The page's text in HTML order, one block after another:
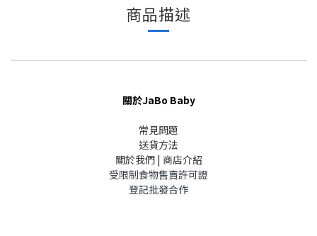
商品描述
關於JaBo Baby
常見問題
送貨方法
關於我們 | 商店介紹
受限制食物售賣許可證
登記批發合作